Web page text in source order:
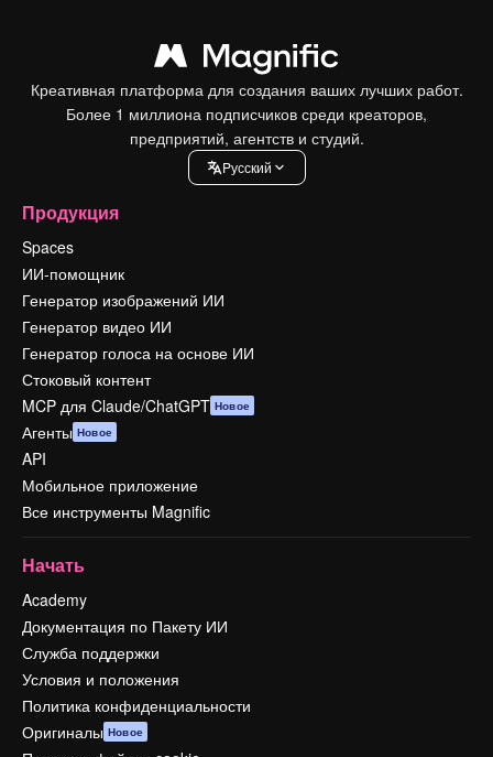
Креативная платформа для создания ваших лучших работ.
Более 1 миллиона подписчиков среди креаторов,
предприятий, агентств и студий.
Pусский
Продукция
Spaces
ИИ-помощник
Генератор изображений ИИ
Генератор видео ИИ
Генератор голоса на основе ИИ
Стоковый контент
MCP для Claude/ChatGPT Новое
Агенты Новое
API
Мобильное приложение
Все инструменты Magnific
Начать
Academy
Документация по Пакету ИИ
Служба поддержки
Условия и положения
Политика конфиденциальности
Оригиналы Новое